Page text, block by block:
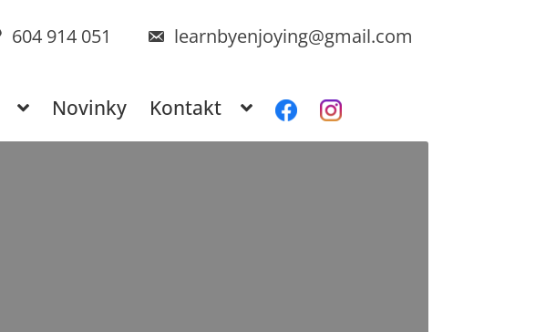
604 914 051 learnbyenjoying@gmail.com
Novinky Kontakt